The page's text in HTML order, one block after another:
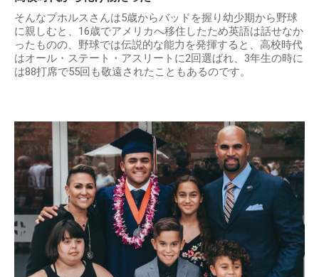
そんなプホルスさんは5歳からバッドを握り幼少期から野球
に親しむと、16歳でアメリカへ移住したため英語は話せなか
ったものの、野球では伝説的な能力を発揮すると、高校時代
はオール・ステート・アスリートに2回選ばれ、3年生の時に
は88打席で55回も敬遠されたこともあるのです。